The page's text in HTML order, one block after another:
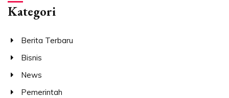
Kategori
Berita Terbaru
Bisnis
News
Pemerintah